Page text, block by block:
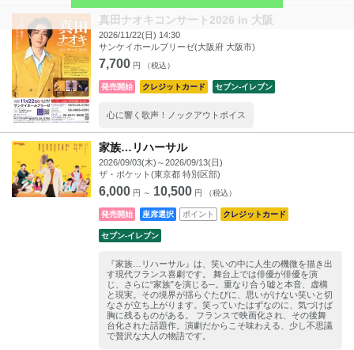
真田ナオキコンサート2026 in 大阪
2026/11/22(日) 14:30
サンケイホールブリーゼ(大阪府 大阪市)
7,700 円 （税込）
発売開始 クレジットカード セブン‐イレブン
心に響く歌声！ノックアウトボイス
家族…リハーサル
2026/09/03(木)～2026/09/13(日)
ザ・ポケット(東京都 特別区部)
6,000 円 ～ 10,500 円 （税込）
発売開始 座席選択 ポイント クレジットカード
セブン‐イレブン
『家族…リハーサル』は、笑いの中に人生の機微を描き出
す現代フランス喜劇です。 舞台上では俳優が俳優を演
じ、さらに“家族”を演じる─。重なり合う嘘と本音、虚構
と現実。その境界が揺らぐたびに、思いがけない笑いと切
なさが立ち上がります。笑っていたはずなのに、気づけば
胸に残るものがある。 フランスで映画化され、その後舞
台化された話題作。演劇だからこそ味わえる、少し不思議
で贅沢な大人の物語です。